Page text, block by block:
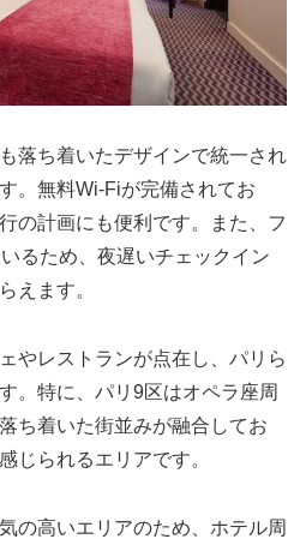
落ち着いたデザインで統一され
。無料Wi-Fiが完備されてお
の計画にも便利です。また、フ
るため、夜遅いチェックイン
えます。
やレストランが点在し、パリら
。特に、パリ9区はオペラ座周
ち着いた街並みが融合してお
じられるエリアです。
の高いエリアのため、ホテル周